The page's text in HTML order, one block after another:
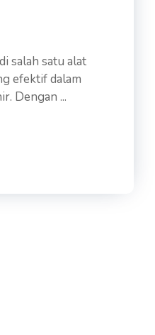
salah satu alat
efektif dalam
Dengan ...